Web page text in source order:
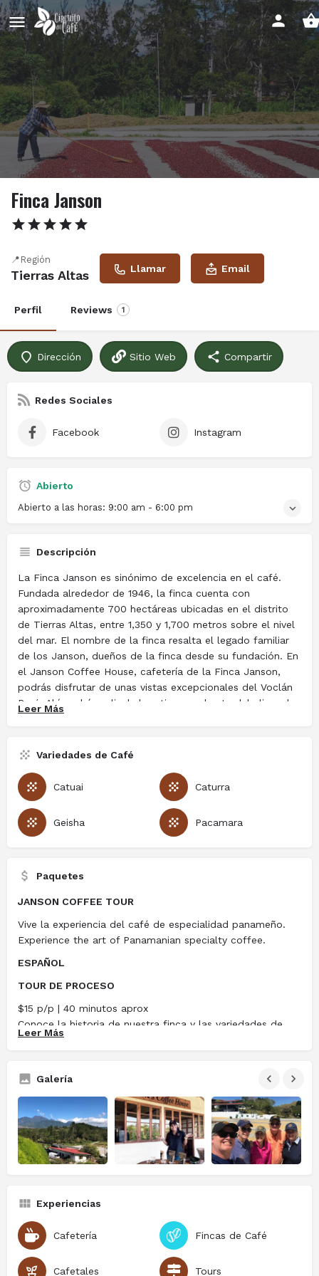
Finca Janson
📍Región
Tierras Altas Llamar Email
Perfil Reviews 1
Dirección Sitio Web Compartir
Redes Sociales
Facebook Instagram
Abierto
Abierto a las horas: 9:00 am - 6:00 pm
Descripción
La Finca Janson es sinónimo de excelencia en el café.
Fundada alrededor de 1946, la finca cuenta con
aproximadamente 700 hectáreas ubicadas en el distrito
de Tierras Altas, entre 1,350 y 1,700 metros sobre el nivel
del mar. El nombre de la finca resalta el legado familiar
de los Janson, dueños de la finca desde su fundación. En
el Janson Coffee House, cafetería de la Finca Janson,
podrás disfrutar de unas vistas excepcionales del Voclán
Barú. Ahí podrás salir de la rutina y rodearte del clima de
Además, puedes realizar un recorrido por el beneficio de
café de alta calidad, y degustar las diferentes variedades
de café que se cultivan dentro de la finca, como Caturra,
Catuai, Pacamara y el mundialmente reconocido Janson
Geisha. En el futuro, la finca busca seguir innovando,
experiencias como la visita a la torrefactora, entre otros.
Leer Más
Variedades de Café
Catuai Caturra
Geisha Pacamara
Paquetes
JANSON COFFEE TOUR
Vive la experiencia del café de especialidad panameño.
Experience the art of Panamanian specialty coffee.
ESPAÑOL
TOUR DE PROCESO
$15 p/p | 40 minutos aprox
Conoce la historia de nuestra finca y las variedades de
café que cultivamos. El recorrido incluye el beneficio
cerezas de café desde la cosecha, y el beneficio seco,
que abarca el patio de secado y el área de
almacenamiento del café.
TOUR DE PROCESO & TUESTE
$25 p/p | 1 hora aprox
Este tour incluye el recorrido del Tour de Proceso del
conocer esta importante etapa del proceso. Disponible
de martes a sábado en horas de la mañana.
DEGUSTACIÓN
$15 p/p | 40 minutos aprox
Leer Más
Galería
Experiencias
Cafetería Fincas de Café
Cafetales Tours